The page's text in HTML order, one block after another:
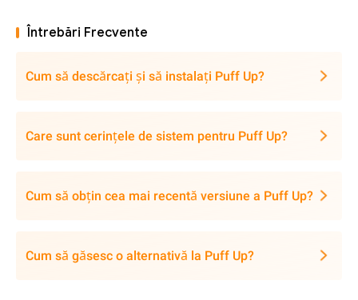
Întrebări Frecvente
Cum să descărcați și să instalați Puff Up?
Care sunt cerințele de sistem pentru Puff Up?
Cum să obțin cea mai recentă versiune a Puff Up?
Cum să găsesc o alternativă la Puff Up?